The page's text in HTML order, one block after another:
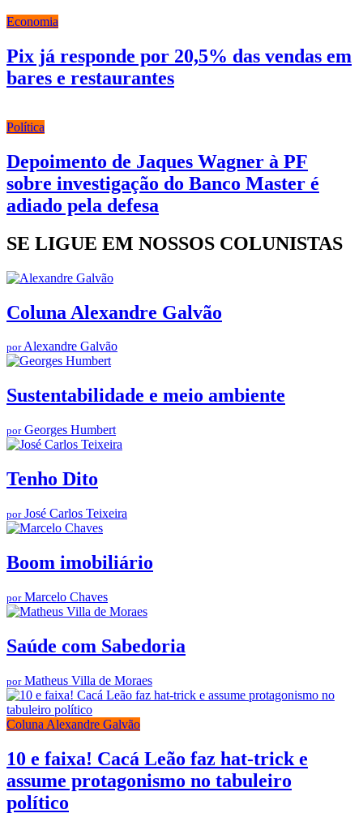
Economia
Pix já responde por 20,5% das vendas em
bares e restaurantes
Política
Depoimento de Jaques Wagner à PF
sobre investigação do Banco Master é
adiado pela defesa
SE LIGUE EM NOSSOS COLUNISTAS
Coluna Alexandre Galvão
por Alexandre Galvão
Sustentabilidade e meio ambiente
por Georges Humbert
Tenho Dito
por José Carlos Teixeira
Boom imobiliário
por Marcelo Chaves
Saúde com Sabedoria
por Matheus Villa de Moraes
Coluna Alexandre Galvão
10 e faixa! Cacá Leão faz hat-trick e
assume protagonismo no tabuleiro
político